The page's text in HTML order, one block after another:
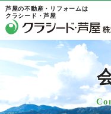
芦屋の不動産・リフォームは
クラシード・芦屋